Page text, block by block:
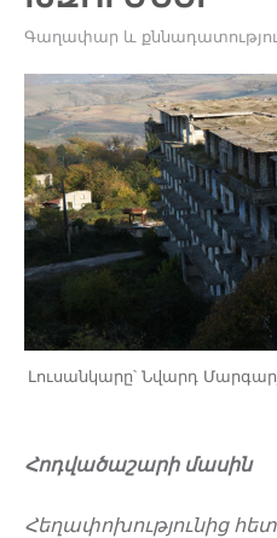
Գաղափար և
Լուսանկարը՝ Նվարդ
Հոդվածաշարի մասին
Հեղափոխությունից